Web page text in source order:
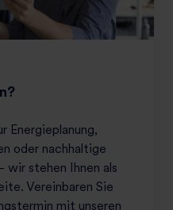
Energieplanung,
oder nachhaltige
stehen Ihnen als
Vereinbaren Sie
mit unseren